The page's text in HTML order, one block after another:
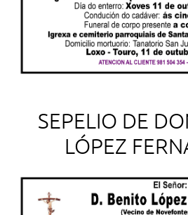
SEPELIO DE
LÓPEZ